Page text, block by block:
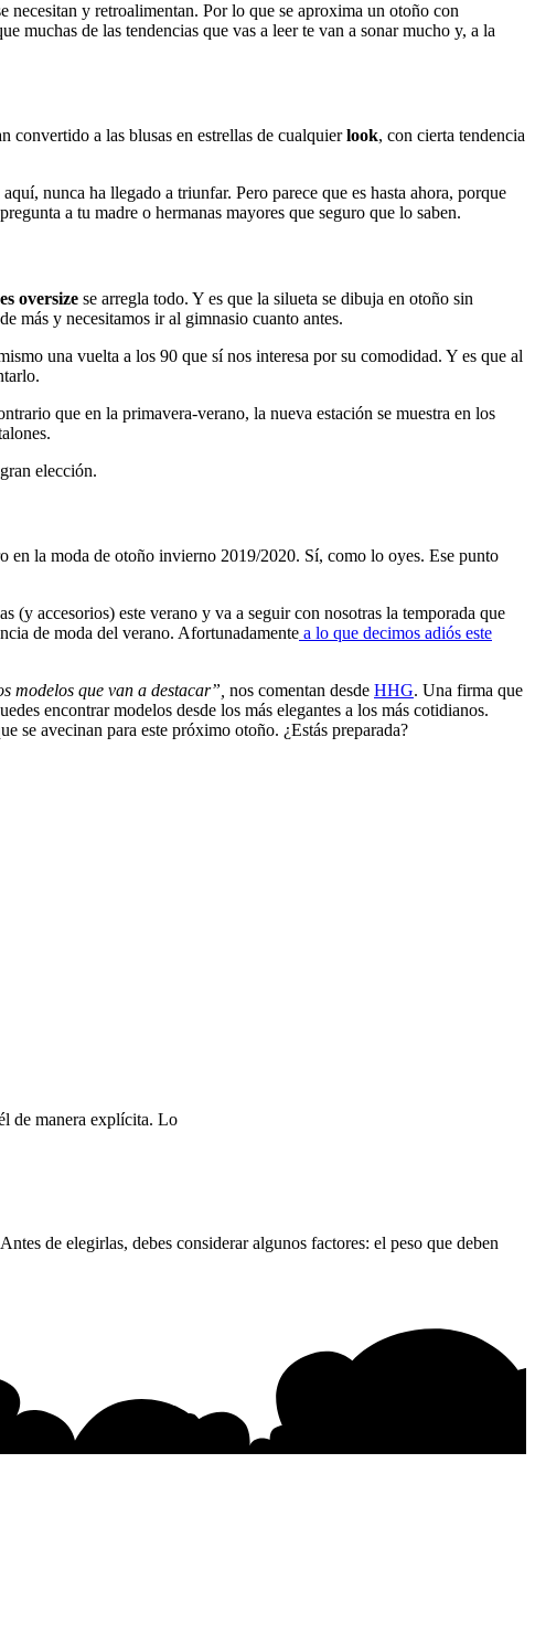
necesitan y retroalimentan. Por lo que se aproxima un otoño con
muchas de las tendencias que vas a leer te van a sonar mucho y, a la
convertido a las blusas en estrellas de cualquierlook, con cierta tendencia
nunca ha llegado a triunfar. Pero parece que es hasta ahora, porque
a tu madre o hermanas mayores que seguro que lo saben.
oversize se arregla todo. Y es que la silueta se dibuja en otoño sin
más y necesitamos ir al gimnasio cuanto antes.
una vuelta a los 90 que sí nos interesa por su comodidad. Y es que al
que en la primavera-verano, la nueva estación se muestra en los
elección.
en la moda de otoño invierno 2019/2020. Sí, como lo oyes. Ese punto
accesorios) este verano y va a seguir con nosotras la temporada que
de moda del verano. Afortunadamente a lo que decimos adiós este
modelos que van a destacar”, nos comentan desde HHG. Una firma que
encontrar modelos desde los más elegantes a los más cotidianos.
se avecinan para este próximo otoño. ¿Estás preparada?
de manera explícita. Lo
de elegirlas, debes considerar algunos factores: el peso que deben